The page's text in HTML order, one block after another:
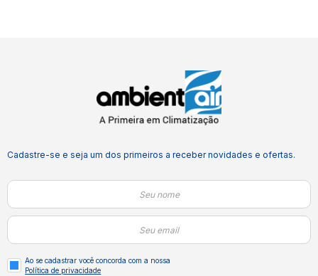
Cadastre-se e seja um dos primeiros a receber novidades e ofertas.
Ao se cadastrar você concorda com a nossa
Política de privacidade